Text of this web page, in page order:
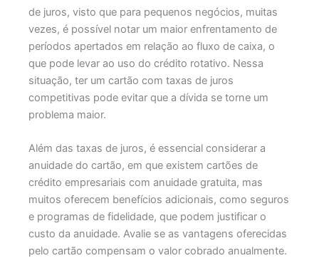
de juros, visto que para pequenos negócios, muitas
vezes, é possível notar um maior enfrentamento de
períodos apertados em relação ao fluxo de caixa, o
que pode levar ao uso do crédito rotativo. Nessa
situação, ter um cartão com taxas de juros
competitivas pode evitar que a dívida se torne um
problema maior.
Além das taxas de juros, é essencial considerar a
anuidade do cartão, em que existem cartões de
crédito empresariais com anuidade gratuita, mas
muitos oferecem benefícios adicionais, como seguros
e programas de fidelidade, que podem justificar o
custo da anuidade. Avalie se as vantagens oferecidas
pelo cartão compensam o valor cobrado anualmente.